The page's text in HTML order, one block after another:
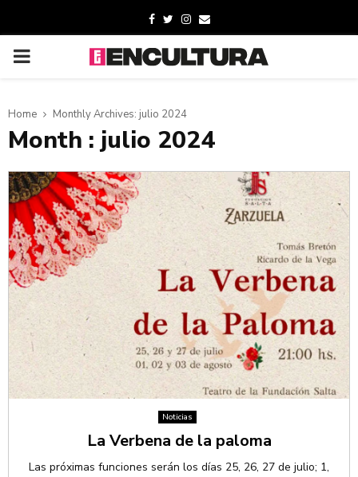
Home Monthly Archives: julio 2024
Month : julio 2024
Noticias
La Verbena de la paloma
Las próximas funciones serán los días 25, 26, 27 de julio; 1,